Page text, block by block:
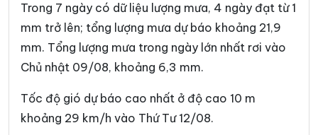
Xã Châu Thành Xã Chợ Lách
Xã Đại An Xã Đại Điền
Xã Đôn Châu Xã Đông Hải
Xã Đồng Khởi Xã Giao Long
Xã Giồng Trôm Xã Hàm Giang
Trong 7 ngày có dữ liệu lượng mưa, 4 ngày đạt từ 1
mm trở lên; tổng lượng mưa dự báo khoảng 21,9
mm. Tổng lượng mưa trong ngày lớn nhất rơi vào
Chủ nhật 09/08, khoảng 6,3 mm.
Tốc độ gió dự báo cao nhất ở độ cao 10 m
khoảng 29 km/h vào Thứ Tư 12/08.